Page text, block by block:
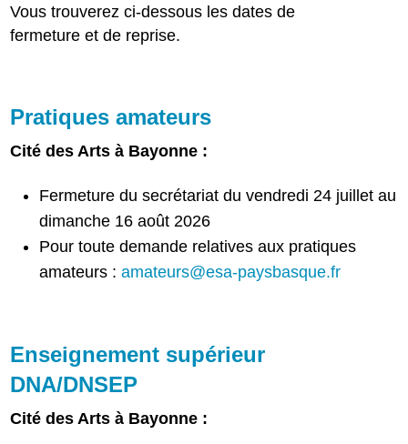
Vous trouverez ci-dessous les dates de
fermeture et de reprise.
Pratiques amateurs
Cité des Arts à Bayonne :
Fermeture du secrétariat du vendredi 24 juillet au
dimanche 16 août 2026
Pour toute demande relatives aux pratiques
amateurs :amateurs@esa-paysbasque.fr
Enseignement supérieur
DNA/DNSEP
Cité des Arts à Bayonne :